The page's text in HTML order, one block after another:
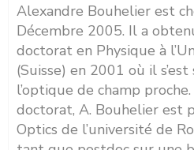
Alexandre Bouhelier est
Décembre 2005. Il a
doctorat en Physique à
(Suisse) en 2001 où il s’est
l’optique de champ
doctorat, A. Bouhelier est
Optics de l’université de